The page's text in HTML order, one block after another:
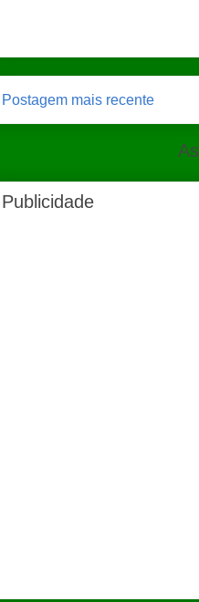
Postagem mais recente
Publicidade